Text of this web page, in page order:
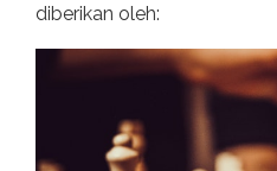
diberikan oleh: